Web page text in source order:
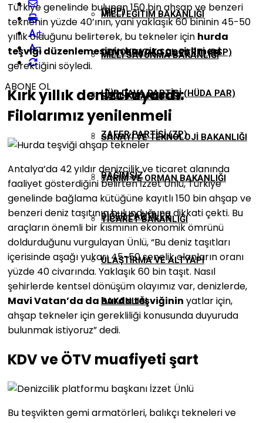
(DBP)
DEMOKRATIK SOL PARTI (DSP)
HÜR DAVA PARTISI (HÜDA PAR)
ZAFER PARTISI (ZP)
BAĞIMSIZ
DIĞER PARTILER
MILLI EĞITIM BAKANLIĞI
MILLI SAVUNMA BAKANLIĞI
SAĞLIK BAKANLIĞI
SANAYI VE TEKNOLOJI BAKANLIĞI
TARIM VE ORMAN BAKANLIĞI
TICARET BAKANLIĞI
ULAŞTIRMA VE ALTYAPI
BAKANLIĞI
+
-
ABONE OL
Türkiye genelinde bulunan 150 bin ahşap ve benzeri
teknenin yüzde 40’ının, yani yaklaşık 60 bininin 45-50
yıllık olduğunu belirterek, bu tekneler için hurda
teşviği düzenlemesinin hayata geçirilmesi
gerektiğini söyledi.
Kırk yıllık denizci uyardı:
Filolarımız yenilenmeli
Antalya’da 42 yıldır denizcilik ve ticaret alanında
faaliyet gösterdiğini belirten İzzet Ünlü, Türkiye
genelinde bağlama kütüğüne kayıtlı 150 bin ahşap ve
benzeri deniz taşıtının bulunduğuna dikkati çekti. Bu
araçların önemli bir kısmının ekonomik ömrünü
doldurduğunu vurgulayan Ünlü, “Bu deniz taşıtları
içerisinde aşağı yukarı 45-50 senelik olanların oranı
yüzde 40 civarında. Yaklaşık 60 bin taşıt. Nasıl
şehirlerde kentsel dönüşüm olayımız var, denizlerde,
Mavi Vatan’da da hurda teşviğinin yatlar için,
ahşap tekneler için gerekliliği konusunda duyuruda
bulunmak istiyoruz” dedi.
KDV ve ÖTV muafiyeti şart
Bu teşvikten gemi armatörleri, balıkçı tekneleri ve